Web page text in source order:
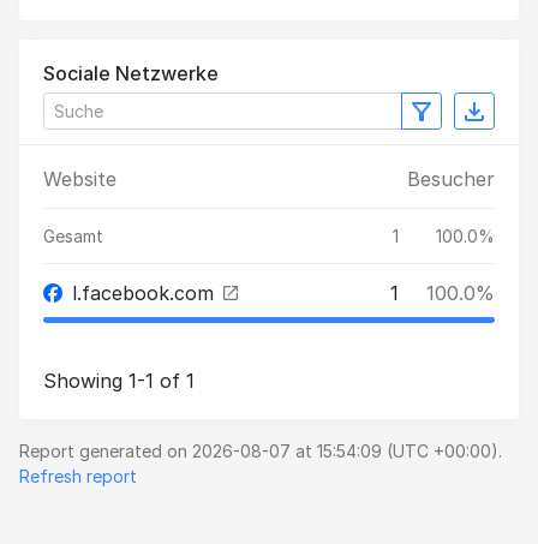
Sociale Netzwerke
Website Besucher
Gesamt 1 100.0%
l.facebook.com 1 100.0%
Showing 1-1 of 1
Report generated on 2026-08-07 at 15:54:09 (UTC +00:00).
Refresh report